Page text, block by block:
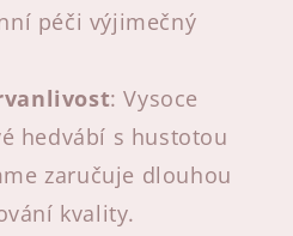
péči výjimečný
: Vysoce
hedvábí s hustotou
zaručuje dlouhou
kvality.